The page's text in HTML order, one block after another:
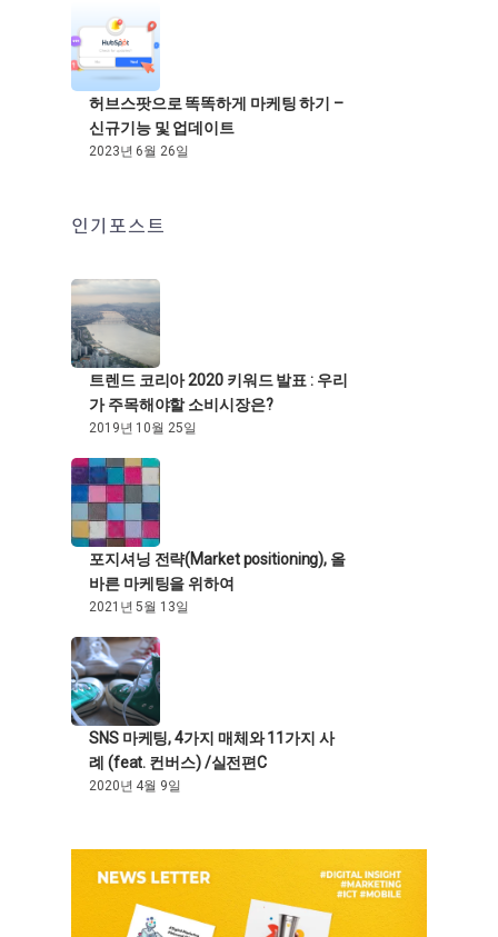
허브스팟으로 똑똑하게 마케팅 하기 –
신규기능 및 업데이트
2023년 6월 26일
인기포스트
트렌드 코리아 2020 키워드 발표 : 우리
가 주목해야할 소비시장은?
2019년 10월 25일
포지셔닝 전략(Market positioning), 올
바른 마케팅을 위하여
2021년 5월 13일
SNS 마케팅, 4가지 매체와 11가지 사
례 (feat. 컨버스) /실전편C
2020년 4월 9일